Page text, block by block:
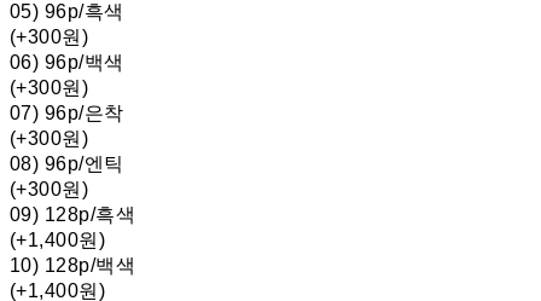
05) 96p/흑색
(+300원)
06) 96p/백색
(+300원)
07) 96p/은착
(+300원)
08) 96p/엔틱
(+300원)
09) 128p/흑색
(+1,400원)
10) 128p/백색
(+1,400원)